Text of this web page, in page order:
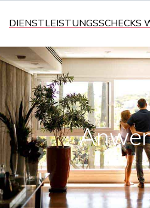
DIENSTLEISTUNGSSCHECKS